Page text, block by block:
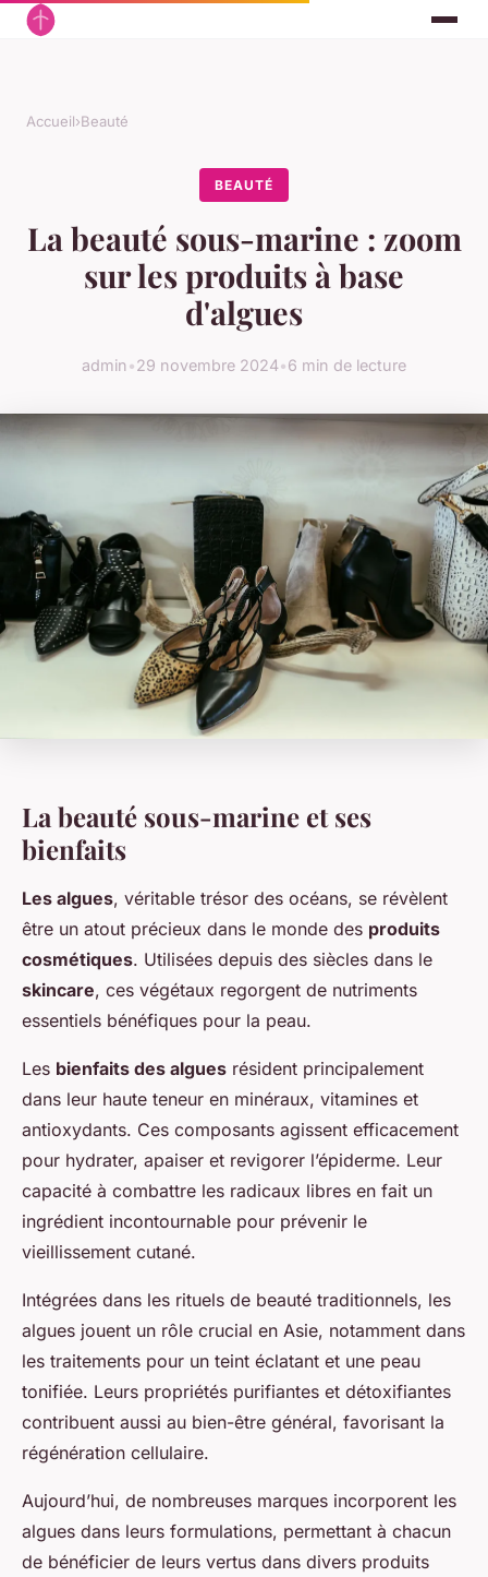
Accueil›Beauté
BEAUTÉ
La beauté sous-marine : zoom
sur les produits à base
d'algues
admin•29 novembre 2024•6 min de lecture
La beauté sous-marine et ses
bienfaits
Les algues, véritable trésor des océans, se révèlent
être un atout précieux dans le monde des produits
cosmétiques. Utilisées depuis des siècles dans le
skincare, ces végétaux regorgent de nutriments
essentiels bénéfiques pour la peau.
Les bienfaits des algues résident principalement
dans leur haute teneur en minéraux, vitamines et
antioxydants. Ces composants agissent efficacement
pour hydrater, apaiser et revigorer l’épiderme. Leur
capacité à combattre les radicaux libres en fait un
ingrédient incontournable pour prévenir le
vieillissement cutané.
Intégrées dans les rituels de beauté traditionnels, les
algues jouent un rôle crucial en Asie, notamment dans
les traitements pour un teint éclatant et une peau
tonifiée. Leurs propriétés purifiantes et détoxifiantes
contribuent aussi au bien-être général, favorisant la
régénération cellulaire.
Aujourd’hui, de nombreuses marques incorporent les
algues dans leurs formulations, permettant à chacun
de bénéficier de leurs vertus dans divers produits